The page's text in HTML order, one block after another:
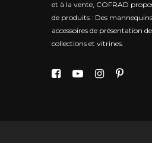
et à la vente, COFRAD
de produits : Des
accessoires de présentation
collections et vitrines.